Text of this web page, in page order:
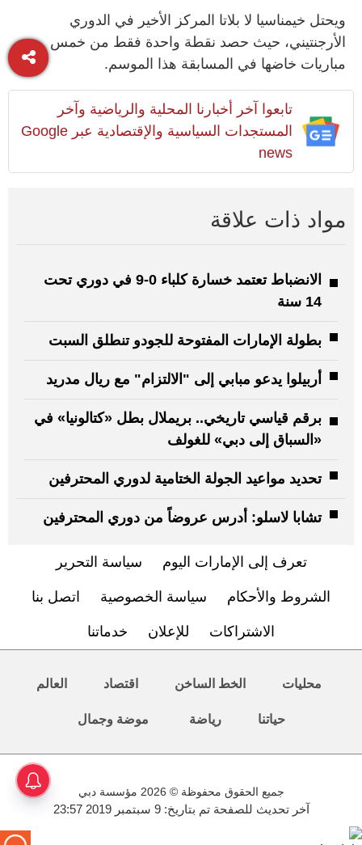
ويحتل خيمناسيا لا بلاتا المركز الأخير في الدوري
الأرجنتيني، حيث حصد نقطة واحدة فقط من خمس
مباريات خاضها في المسابقة هذا الموسم.
تابعوا آخر أخبارنا المحلية والرياضية وآخر
المستجدات السياسية والإقتصادية عبر Google
news
مواد ذات علاقة
الانضباط تعتمد خسارة كلباء 0-9 في دوري تحت
14 سنة
بطولة الإمارات المفتوحة للجودو تنطلق السبت
أربيلوا يدعو مبابي إلى "الالتزام" مع ريال مدريد
برقم قياسي تاريخي.. بريملال بطل «كتالونيا» في
«السباق إلى دبي» للغولف
تحديد مواعيد الجولة الختامية لدوري المحترفين
تشابا لاسلو: أدرس عروضاً من دوري المحترفين
تعرف إلى الإمارات اليوم سياسة التحرير
الشروط والأحكام سياسة الخصوصية اتصل بنا
الاشتراكات للإعلان خدماتنا
محليات الخط الساخن اقتصاد العالم
حياتنا رياضة موضة وجمال
جميع الحقوق محفوظة © 2026 مؤسسة دبي
آخر تحديث للصفحة تم بتاريخ: 9 سبتمبر 2019 23:57